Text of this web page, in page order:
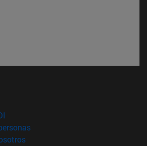
en nueva ventana)
(abre en nueva ventana)
(abre en nueva ventana)